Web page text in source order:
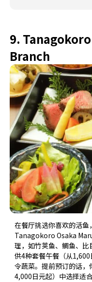
9.
Branch
在餐厅挑选你喜欢的活鱼
Tanagokoro Osaka
理，如竹荚鱼、鲷鱼、
供4种套餐午餐（从
令蔬菜。提前预订的话
4,000日元起）中选择适